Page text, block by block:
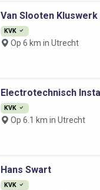
Van Slooten Kluswerk
KVK
Op 6 km in Utrecht
Electrotechnisch
KVK
Op 6.1 km in Utrecht
Hans Swart
KVK